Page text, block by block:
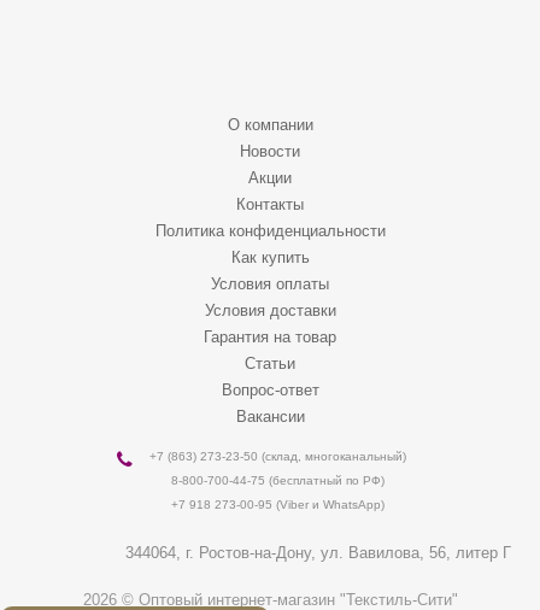
О компании
Новости
Акции
Контакты
Политика конфиденциальности
Как купить
Условия оплаты
Условия доставки
Гарантия на товар
Статьи
Вопрос-ответ
Вакансии
+7 (863) 273-23-50 (склад, многоканальный)
8-800-700-44-75 (бесплатный по РФ)
+7 918 273-00-95 (Viber и WhatsApp)
344064, г. Ростов-на-Дону, ул. Вавилова, 56, литер Г
2026 © Оптовый интернет-магазин "Текстиль-Сити"